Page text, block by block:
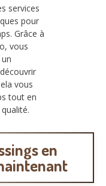
services
pour
Grâce à
vous
vous
tout en
en